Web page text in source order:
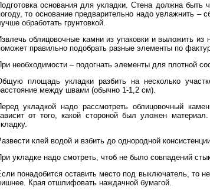
основания для укладки. Стена должна
то основание предварительно надо увлажнить
обработать грунтовкой.
облицовочные камни из упаковки и выложить из
правильно подобрать разные элементы по
необходимости – подогнать элементы для плотной
площадь укладки разбить на несколько
между швами (обычно 1-1,2 см).
укладкой надо рассмотреть облицовочный
от того, какой стороной был уложен
клей водой и взбить до однородной
укладке надо смотреть, чтоб не было совпадений
понадобится оставить место под выключатель, то
Края отшлифовать наждачной бумагой.